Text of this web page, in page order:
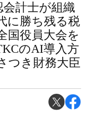
会計士が組織
に勝ち残る税
国役員大会を
のAI導入方
つき財務大臣